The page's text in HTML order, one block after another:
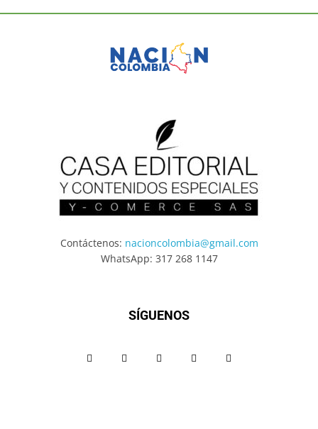
Contáctenos: nacioncolombia@gmail.com
WhatsApp: 317 268 1147
SÍGUENOS